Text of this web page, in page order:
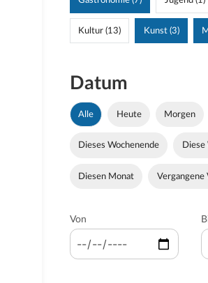
Kultur (13) Kunst (3)
Datum
Alle Heute Morgen
Dieses Wochenende Diese
Diesen Monat Vergangene
Von